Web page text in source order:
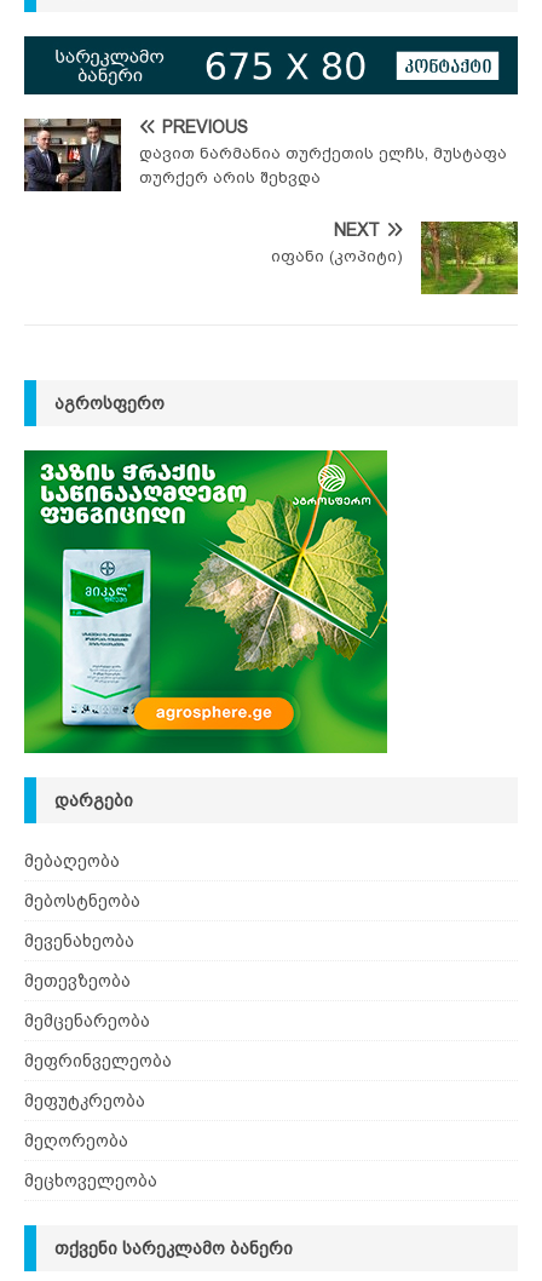
PREVIOUS
დავით ნარმანია თურქეთის ელჩს, მუსტაფა
თურქერ არის შეხვდა
NEXT
იფანი (კოპიტი)
ᲐᲒᲠᲝᲡᲤᲔᲠᲝ
ᲓᲐᲠᲒᲔᲑᲘ
მებაღეობა
მებოსტნეობა
მევენახეობა
მეთევზეობა
მემცენარეობა
მეფრინველეობა
მეფუტკრეობა
მეღორეობა
მეცხოველეობა
ᲗᲥᲕᲔᲜᲘ ᲡᲐᲠᲔᲙᲚᲐᲛᲝ ᲑᲐᲜᲔᲠᲘ